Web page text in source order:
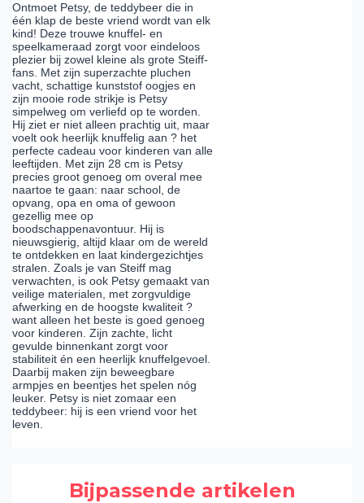
Ontmoet Petsy, de teddybeer die in
één klap de beste vriend wordt van elk
kind! Deze trouwe knuffel- en
speelkameraad zorgt voor eindeloos
plezier bij zowel kleine als grote Steiff-
fans. Met zijn superzachte pluchen
vacht, schattige kunststof oogjes en
zijn mooie rode strikje is Petsy
simpelweg om verliefd op te worden.
Hij ziet er niet alleen prachtig uit, maar
voelt ook heerlijk knuffelig aan ? het
perfecte cadeau voor kinderen van alle
leeftijden. Met zijn 28 cm is Petsy
precies groot genoeg om overal mee
naartoe te gaan: naar school, de
opvang, opa en oma of gewoon
gezellig mee op
boodschappenavontuur. Hij is
nieuwsgierig, altijd klaar om de wereld
te ontdekken en laat kindergezichtjes
stralen. Zoals je van Steiff mag
verwachten, is ook Petsy gemaakt van
veilige materialen, met zorgvuldige
afwerking en de hoogste kwaliteit ?
want alleen het beste is goed genoeg
voor kinderen. Zijn zachte, licht
gevulde binnenkant zorgt voor
stabiliteit én een heerlijk knuffelgevoel.
Daarbij maken zijn beweegbare
armpjes en beentjes het spelen nóg
leuker. Petsy is niet zomaar een
teddybeer: hij is een vriend voor het
leven.
Bijpassende artikelen